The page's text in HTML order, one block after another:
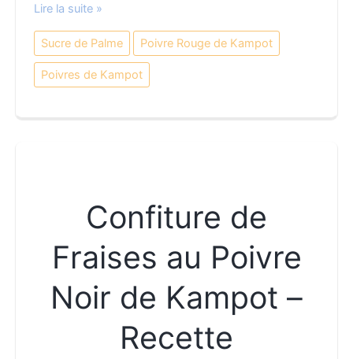
Mousse
Chocolat
&
Poivre
Lire la suite »
Sucre de Palme Poivre Rouge de Kampot
Poivres de Kampot
Confiture de
Fraises au Poivre
Noir de Kampot –
Recette